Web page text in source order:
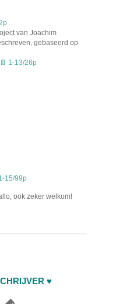
van Joachim
gebaseerd op
📄 1-13/26p
15/99p
ook zeker welkom!
♥